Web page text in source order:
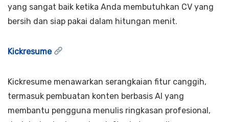
yang sangat baik ketika Anda membutuhkan CV yang
bersih dan siap pakai dalam hitungan menit.
Kickresume
Kickresume menawarkan serangkaian fitur canggih,
termasuk pembuatan konten berbasis AI yang
membantu pengguna menulis ringkasan profesional,